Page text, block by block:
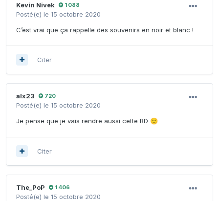
Kevin Nivek 1 088
Posté(e) le 15 octobre 2020
C’est vrai que ça rappelle des souvenirs en noir et blanc !
Citer
alx23 720
Posté(e) le 15 octobre 2020
Je pense que je vais rendre aussi cette BD 🙂
Citer
The_PoP 1 406
Posté(e) le 15 octobre 2020